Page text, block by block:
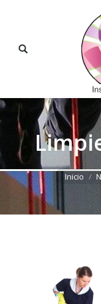
Buscar:
Estás aquí:
Inicio